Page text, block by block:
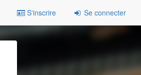
S'inscrire Se connecter